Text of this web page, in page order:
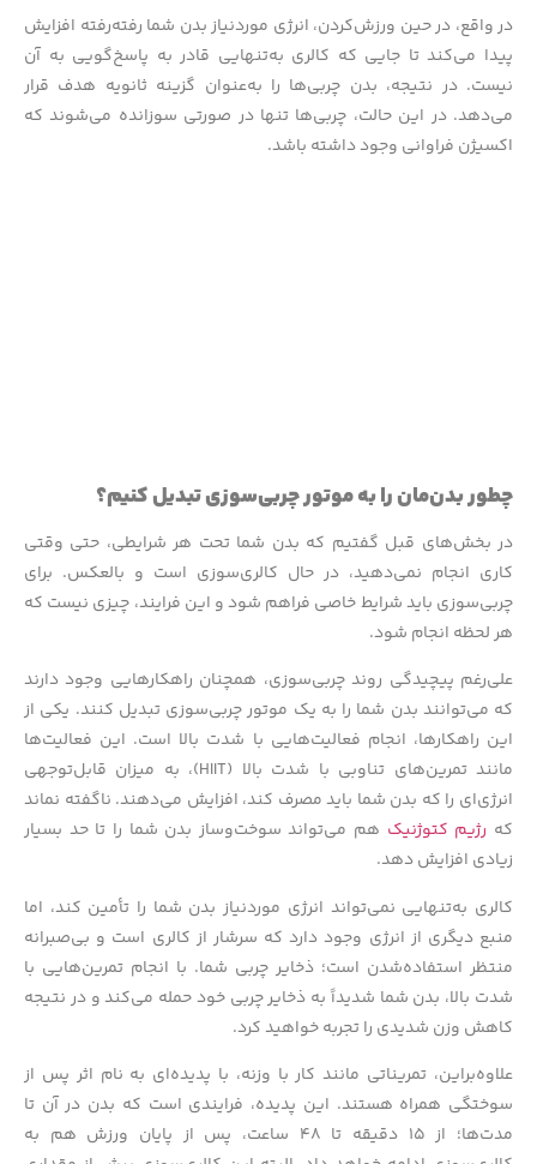
در واقع، در حین ورزش‌کردن، انرژی موردنیاز بدن شما رفته‌رفته افزایش
پیدا می‌کند تا جایی که کالری به‌تنهایی قادر به پاسخ‌گویی به آن
نیست. در نتیجه، بدن چربی‌ها را به‌عنوان گزینه ثانویه هدف قرار
می‌دهد. در این حالت، چربی‌ها تنها در صورتی سوزانده می‌شوند که
اکسیژن فراوانی وجود داشته باشد.
چطور بدن‌مان را به موتور چربی‌سوزی تبدیل کنیم؟
در بخش‌های قبل گفتیم که بدن شما تحت هر شرایطی، حتی وقتی
کاری انجام نمی‌دهید، در حال کالری‌سوزی است و بالعکس. برای
چربی‌سوزی باید شرایط خاصی فراهم شود و این فرایند، چیزی نیست که
هر لحظه انجام شود.
علی‌رغم پیچیدگی روند چربی‌سوزی، همچنان راهکارهایی وجود دارند
که می‌توانند بدن شما را به یک موتور چربی‌سوزی تبدیل کنند. یکی از
این راهکارها، انجام فعالیت‌هایی با شدت بالا است. این فعالیت‌ها
مانند تمرین‌های تناوبی با شدت بالا (HIIT)، به میزان قابل‌توجهی
انرژی‌ای را که بدن شما باید مصرف کند، افزایش می‌دهند. ناگفته نماند
که رژیم کتوژنیک هم می‌تواند سوخت‌وساز بدن شما را تا حد بسیار
زیادی افزایش دهد.
کالری به‌تنهایی نمی‌تواند انرژی موردنیاز بدن شما را تأمین کند، اما
منبع دیگری از انرژی وجود دارد که سرشار از کالری است و بی‌صبرانه
منتظر استفاده‌شدن است؛ ذخایر چربی شما. با انجام تمرین‌هایی با
شدت بالا، بدن شما شدیداً به ذخایر چربی خود حمله می‌کند و در نتیجه
کاهش وزن شدیدی را تجربه خواهید کرد.
علاوه‌براین، تمریناتی مانند کار با وزنه، با پدیده‌ای به نام اثر پس از
سوختگی همراه هستند. این پدیده، فرایندی است که بدن در آن تا
مدت‌ها؛ از ۱۵ دقیقه تا ۴۸ ساعت، پس از پایان ورزش هم به